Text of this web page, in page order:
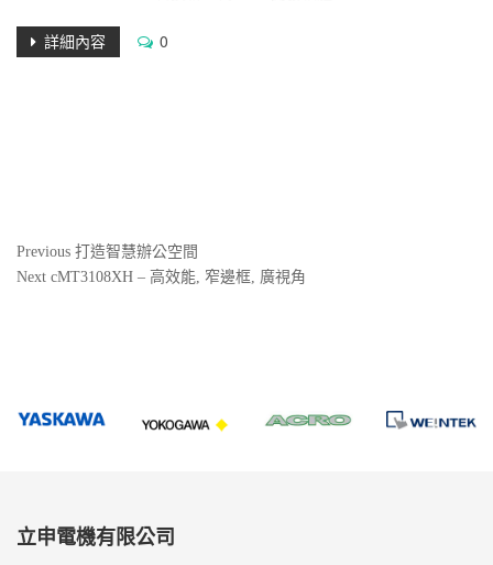
詳細內容 0
文
章
Previous
Post
Previous 打造智慧辦公空間
Next
Next cMT3108XH – 高效能, 窄邊框, 廣視角
立申電機有限公司